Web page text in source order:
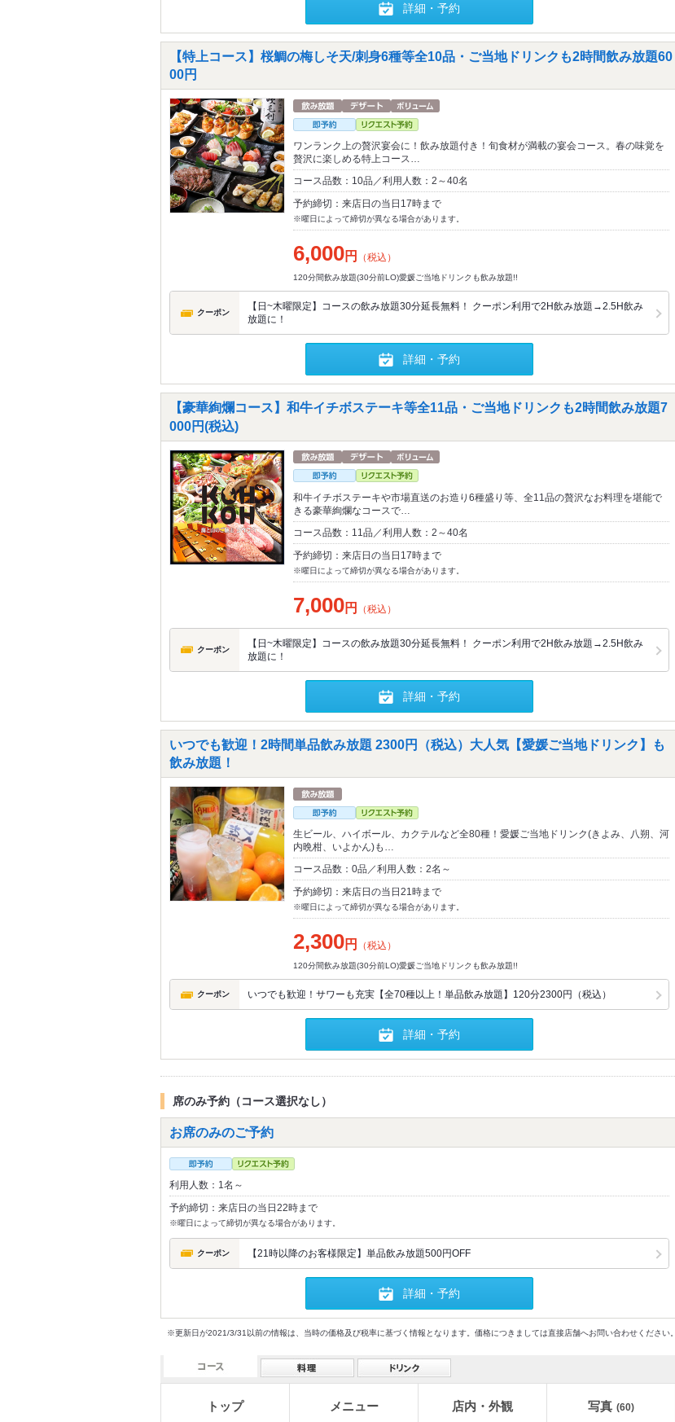
詳細・予約
【特上コース】桜鯛の梅しそ天/刺身6種等全10品・ご当地ドリンクも2時間飲み放題60
00円
ワンランク上の贅沢宴会に！飲み放題付き！旬食材が満載の宴会コース。春の味覚を
贅沢に楽しめる特上コース…
コース品数：10品／利用人数：2～40名
予約締切：来店日の当日17時まで
※曜日によって締切が異なる場合があります。
6,000円 （税込）
120分間飲み放題(30分前LO)愛媛ご当地ドリンクも飲み放題!!
クーポン
【日~木曜限定】コースの飲み放題30分延長無料！ クーポン利用で2H飲み放題→2.5H飲み
放題に！
詳細・予約
【豪華絢爛コース】和牛イチボステーキ等全11品・ご当地ドリンクも2時間飲み放題7
000円(税込)
和牛イチボステーキや市場直送のお造り6種盛り等、全11品の贅沢なお料理を堪能で
きる豪華絢爛なコースで…
コース品数：11品／利用人数：2～40名
予約締切：来店日の当日17時まで
※曜日によって締切が異なる場合があります。
7,000円 （税込）
クーポン
【日~木曜限定】コースの飲み放題30分延長無料！ クーポン利用で2H飲み放題→2.5H飲み
放題に！
詳細・予約
いつでも歓迎！2時間単品飲み放題 2300円（税込）大人気【愛媛ご当地ドリンク】も
飲み放題！
生ビール、ハイボール、カクテルなど全80種！愛媛ご当地ドリンク(きよみ、八朔、河
内晩柑、いよかん)も…
コース品数：0品／利用人数：2名～
予約締切：来店日の当日21時まで
※曜日によって締切が異なる場合があります。
2,300円 （税込）
120分間飲み放題(30分前LO)愛媛ご当地ドリンクも飲み放題!!
クーポン いつでも歓迎！サワーも充実【全70種以上！単品飲み放題】120分2300円（税込）
詳細・予約
席のみ予約（コース選択なし）
お席のみのご予約
利用人数：1名～
予約締切：来店日の当日22時まで
※曜日によって締切が異なる場合があります。
クーポン 【21時以降のお客様限定】単品飲み放題500円OFF
詳細・予約
※更新日が2021/3/31以前の情報は、当時の価格及び税率に基づく情報となります。価格につきましては直接店舗へお問い合わせください。
トップ メニュー 店内・外観 写真 (60)